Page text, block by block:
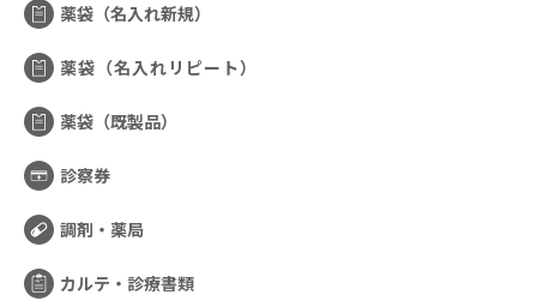
薬袋（名入れ新規）
薬袋（名入れリピート）
薬袋（既製品）
診察券
調剤・薬局
カルテ・診療書類